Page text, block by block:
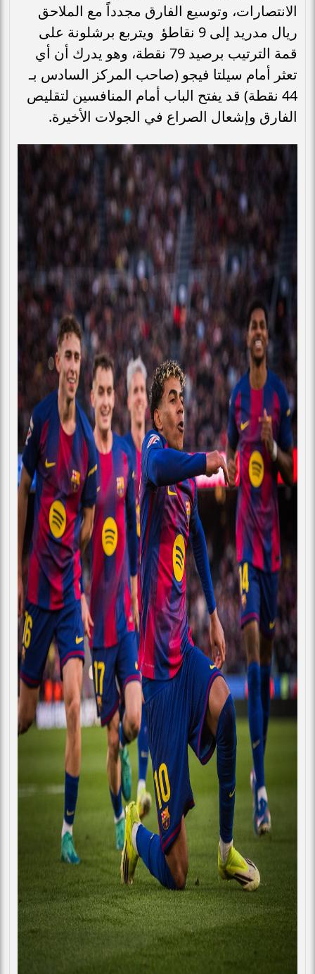
الانتصارات، وتوسيع الفارق مجدداً مع الملاحق
ريال مدريد إلى 9 نقاطؤ ويتربع برشلونة على
قمة الترتيب برصيد 79 نقطة، وهو يدرك أن أي
تعثر أمام سيلتا فيجو (صاحب المركز السادس بـ
44 نقطة) قد يفتح الباب أمام المنافسين لتقليص
الفارق وإشعال الصراع في الجولات الأخيرة.